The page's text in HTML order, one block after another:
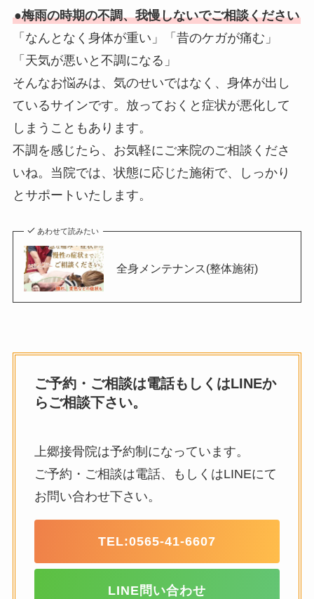
●梅雨の時期の不調、我慢しないでご相談ください
「なんとなく身体が重い」「昔のケガが痛む」
「天気が悪いと不調になる」
そんなお悩みは、気のせいではなく、身体が出し
ているサインです。放っておくと症状が悪化して
しまうこともあります。
不調を感じたら、お気軽にご来院のご相談くださ
いね。当院では、状態に応じた施術で、しっかり
とサポートいたします。
あわせて読みたい
全身メンテナンス(整体施術)
ご予約・ご相談は電話もしくはLINEか
らご相談下さい。
上郷接骨院は予約制になっています。
ご予約・ご相談は電話、もしくはLINEにて
お問い合わせ下さい。
TEL:0565-41-6607
LINE問い合わせ